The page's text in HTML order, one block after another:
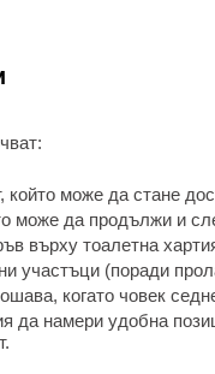
може да стане
може да продължи и
върху тоалетна
участъци (поради
когато човек
да намери удобна